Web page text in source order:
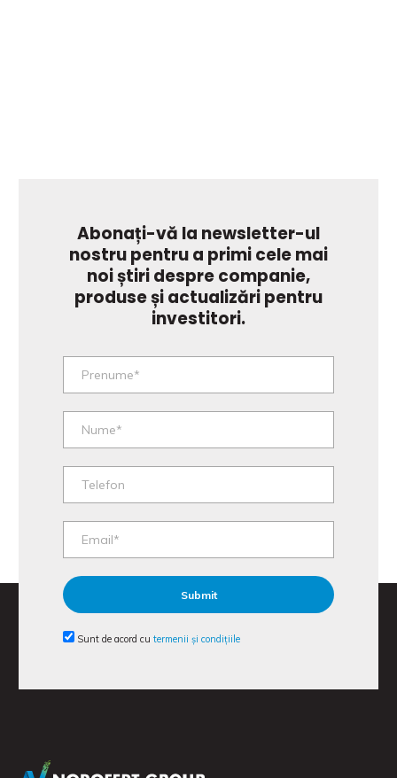
Abonați-vă la newsletter-ul
nostru pentru a primi cele mai
noi știri despre companie,
produse și actualizări pentru
investitori.
Sunt de acord cu termenii și condițiile